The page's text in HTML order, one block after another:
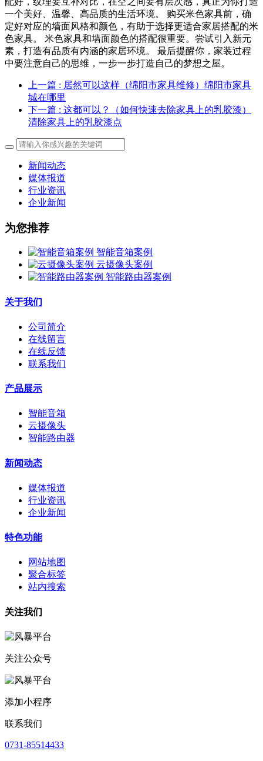
一个美好、温馨、高品质的生活环境。 购买米色家具前，确
定好对应的墙面风格和颜色，有助于选择更适合家居搭配的米
色家具。 米色家具和墙面颜色的搭配很重要。尝试引入新元
素，打造有品质有内涵的家居环境。 最后提醒你，家装过程
中要注意自己的思维，一步一步打造自己的梦想之屋。
上一篇 : 居然可以这样（绵阳市家具维修）绵阳市家具
城在哪里
下一篇 : 这都可以？（如何快速去除家具上的乳胶漆）
清除家具上的乳胶漆点
新闻动态
媒体报道
行业资讯
企业新闻
为您推荐
智能音箱案例
云摄像头案例
智能路由器案例
关于我们
公司简介
在线留言
在线反馈
联系我们
产品展示
智能音箱
云摄像头
智能路由器
新闻动态
媒体报道
行业资讯
企业新闻
特色功能
网站地图
聚合标签
站内搜索
关注我们
关注公众号
添加小程序
联系我们
0731-85514433